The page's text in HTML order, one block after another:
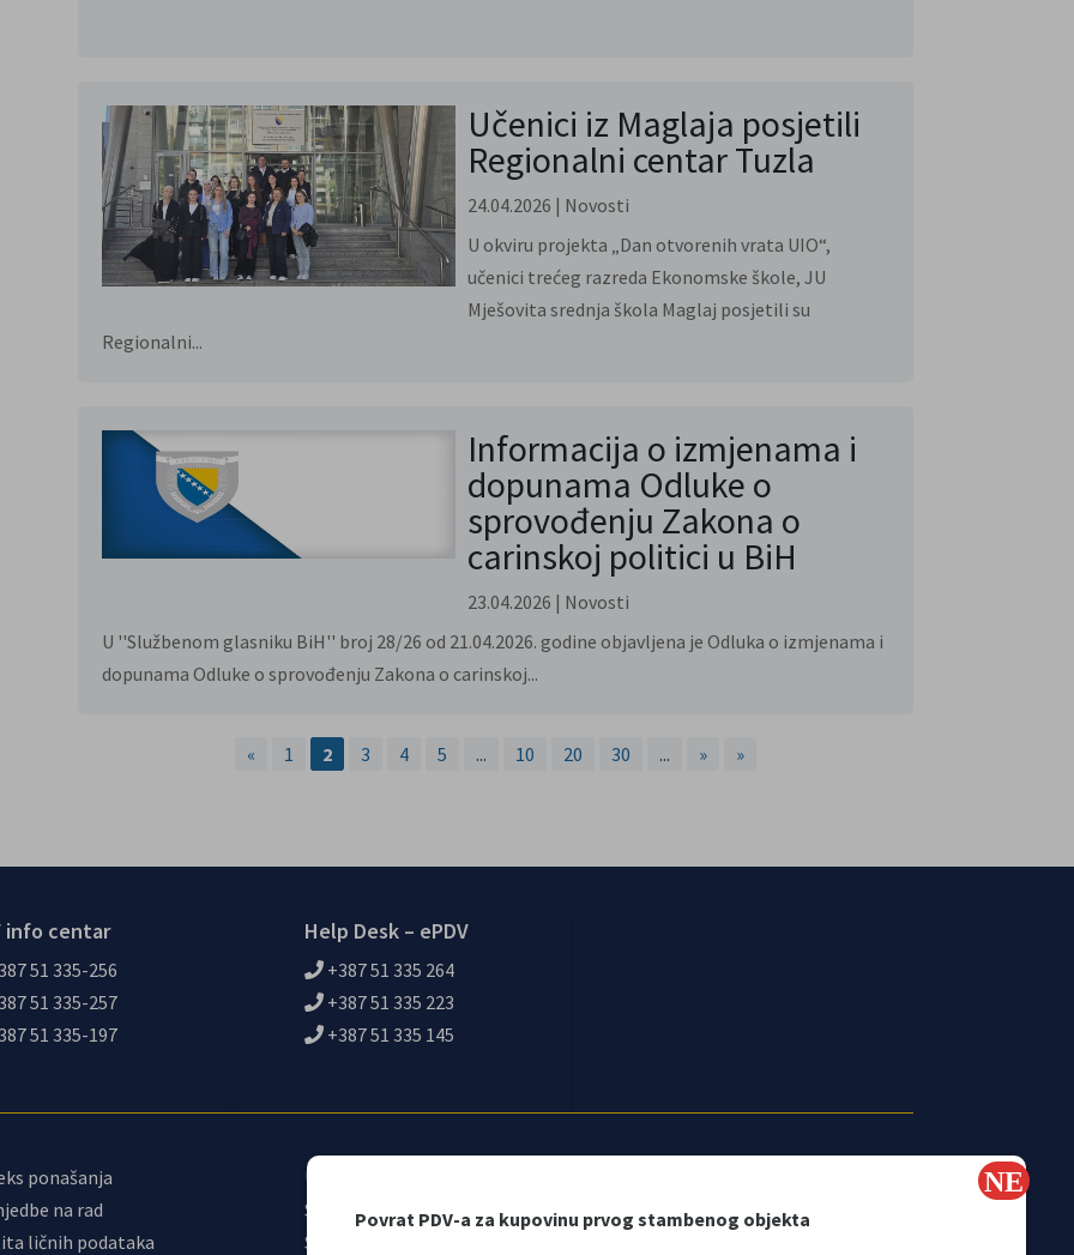
Povrat PDV-a za kupovinu prvog stambenog objekta
Učenici iz Maglaja posjetili
Regionalni centar Tuzla
24.04.2026 | Novosti
U okviru projekta „Dan otvorenih vrata UIO“,
učenici trećeg razreda Ekonomske škole, JU
Mješovita srednja škola Maglaj posjetili su
Regionalni...
Informacija o izmjenama i
dopunama Odluke o
sprovođenju Zakona o
carinskoj politici u BiH
23.04.2026 | Novosti
U ''Službenom glasniku BiH'' broj 28/26 od 21.04.2026. godine objavljena je Odluka o izmjenama i
dopunama Odluke o sprovođenju Zakona o carinskoj...
« 1 2 3 4 5 ... 10 20 30 ... » »
info centar
51 335-256
51 335-257
51 335-197
Help Desk – ePDV
+387 51 335 264
+387 51 335 223
+387 51 335 145
ponašanja
na rad
ličnih podataka
Upravni odbor
Sindikat UIO
Samostalni sindikat UIO